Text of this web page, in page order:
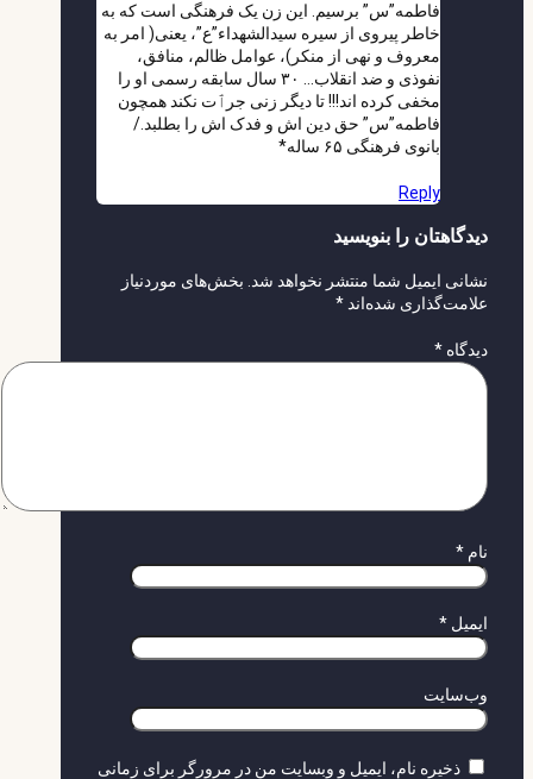
فاطمه”س” برسیم. این زن یک فرهنگی است که به
خاطر پیروی از سیره سیدالشهداء”ع”، یعنی( امر به
معروف و نهی از منکر)، عوامل ظالم، منافق،
نفوذی و ضد انقلاب… ۳۰ سال سابقه رسمی او را
مخفی کرده اند!!! تا دیگر زنی جرٱت نکند همچون
فاطمه”س” حق دین اش و فدک اش را بطلبد./
بانوی فرهنگی ۶۵ ساله*
Reply
دیدگاهتان را بنویسید
نشانی ایمیل شما منتشر نخواهد شد. بخش‌های موردنیاز
علامت‌گذاری شده‌اند *
دیدگاه *
نام *
ایمیل *
وب‌سایت
ذخیره نام، ایمیل و وبسایت من در مرورگر برای زمانی